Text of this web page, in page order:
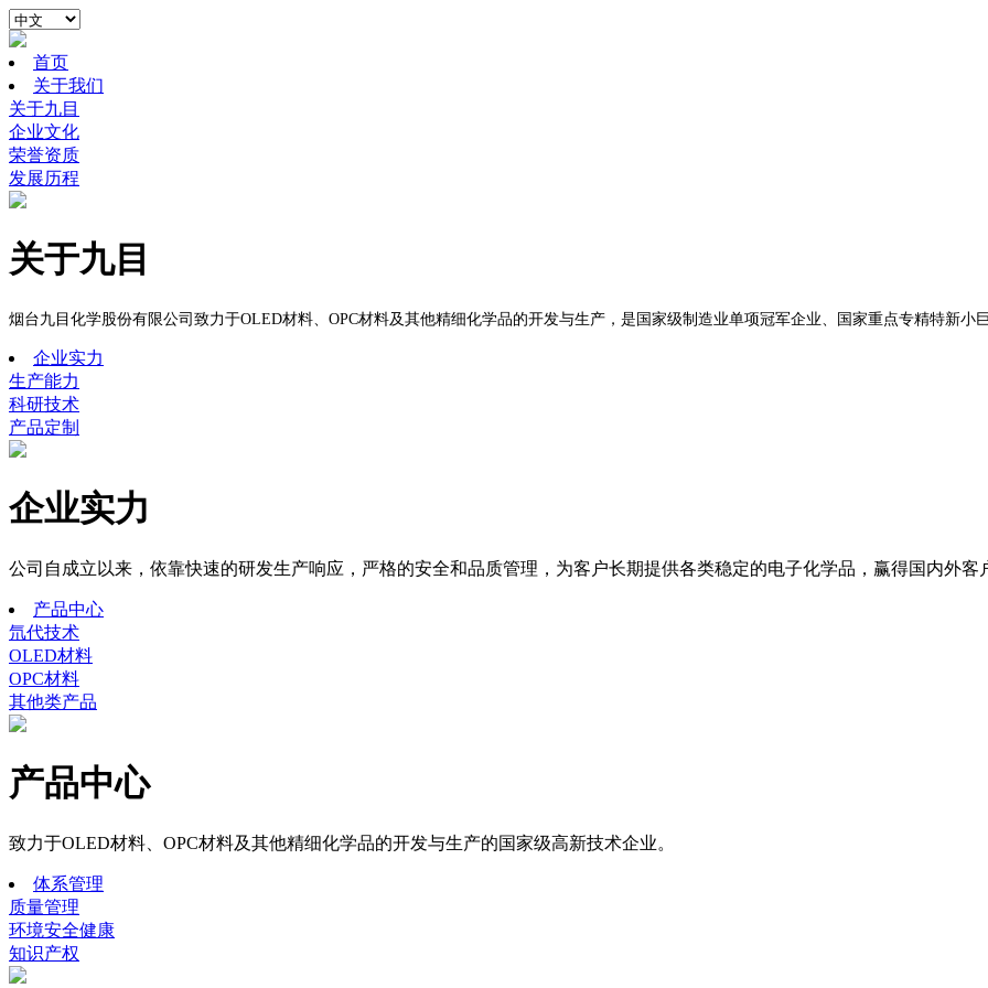
首页
关于我们
关于九目
企业文化
荣誉资质
发展历程
关于九目
烟台九目化学股份有限公司致力于OLED材料、 OPC材料及其他精细化学品的开发与生产，是国家级制造业单项冠军企业、国家重点专精特新小巨
企业实力
生产能力
科研技术
产品定制
企业实力
公司自成立以来，依靠快速的研发生产响应，严格的安全和品质管理，为客户长期提供各类稳定的电子化学品，赢得国内外客
产品中心
氘代技术
OLED材料
OPC材料
其他类产品
产品中心
致力于OLED材料、OPC材料及其他精细化学品的开发与生产的国家级高新技术企业。
体系管理
质量管理
环境安全健康
知识产权